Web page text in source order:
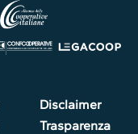
Disclaimer
Trasparenza